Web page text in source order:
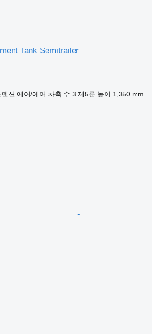
Tank Semitrailer
션 에어/에어 차축 수 3 제5륜 높이 1,350 mm